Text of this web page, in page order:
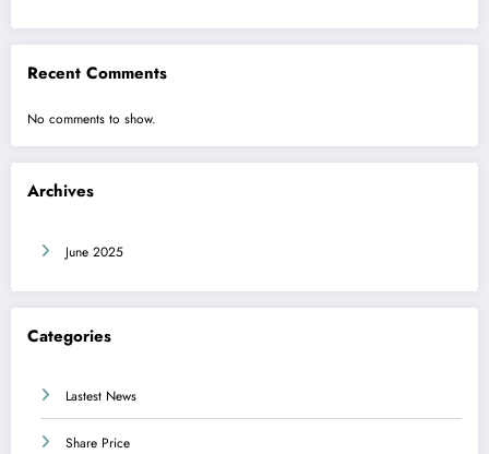
Recent Comments
No comments to show.
Archives
June 2025
Categories
Lastest News
Share Price